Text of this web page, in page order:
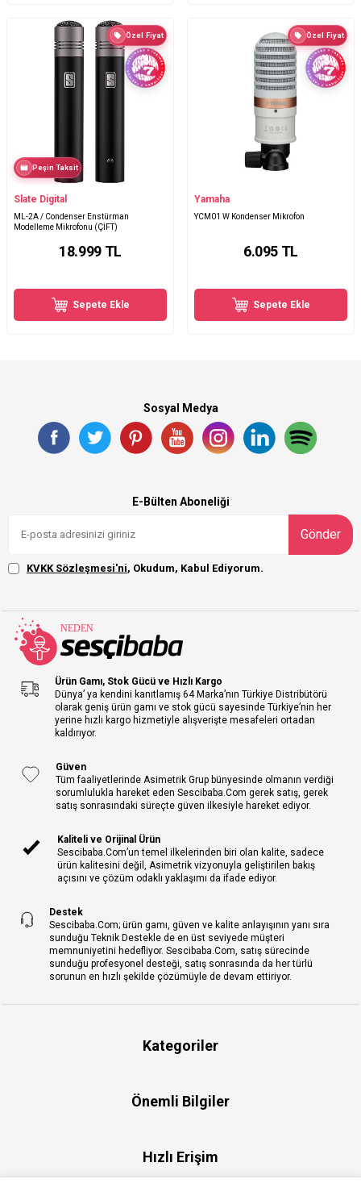
Özel Fiyat
Peşin Taksit
Slate Digital
ML-2A / Condenser Enstürman
Modelleme Mikrofonu (ÇİFT)
18.999TL
Sepete Ekle
Özel Fiyat
Yamaha
YCM01 W Kondenser Mikrofon
6.095 TL
Sepete Ekle
Sosyal Medya
E-Bülten Aboneliği
Gönder
KVKK Sözleşmesi'ni, Okudum, Kabul Ediyorum.
Ürün Gamı, Stok Gücü ve Hızlı Kargo
Dünya’ ya kendini kanıtlamış 64 Marka’nın Türkiye Distribütörü
olarak geniş ürün gamı ve stok gücü sayesinde Türkiye’nin her
yerine hızlı kargo hizmetiyle alışverişte mesafeleri ortadan
kaldırıyor.
Güven
Tüm faaliyetlerinde Asimetrik Grup bünyesinde olmanın verdiği
sorumlulukla hareket eden Sescibaba.Com gerek satış, gerek
satış sonrasındaki süreçte güven ilkesiyle hareket ediyor.
Kaliteli ve Orijinal Ürün
Sescibaba.Com’un temel ilkelerinden biri olan kalite, sadece
ürün kalitesini değil, Asimetrik vizyonuyla geliştirilen bakış
açısını ve çözüm odaklı yaklaşımı da ifade ediyor.
Destek
Sescibaba.Com; ürün gamı, güven ve kalite anlayışının yanı sıra
sunduğu Teknik Destekle de en üst seviyede müşteri
memnuniyetini hedefliyor. Sescibaba.Com, satış sürecinde
sunduğu profesyonel desteği, satış sonrasında da her türlü
sorunun en hızlı şekilde çözümüyle de devam ettiriyor.
Kategoriler
Önemli Bilgiler
Hızlı Erişim